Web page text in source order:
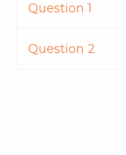
Question 1
Question 2